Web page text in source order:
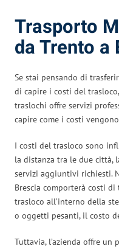
Trasporto
da Trento a
Se stai pensando di
di capire i costi del
traslochi offre servizi
capire come i costi
I costi del trasloco sono
la distanza tra le due città,
servizi aggiuntivi richiesti.
Brescia comporterà costi
trasloco all’interno della
o oggetti pesanti, il costo
Tuttavia, l’azienda offre